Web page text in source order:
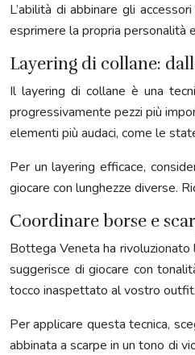
L’abilità di abbinare gli
esprimere la propria personalità
Layering di collane:
Il layering di collane è una
progressivamente pezzi più
elementi più audaci, come le
Per un layering efficace,
giocare con lunghezze diverse.
Coordinare borse e
Bottega Veneta ha rivoluzionato
suggerisce di giocare con
tocco inaspettato al vostro outfit.
Per applicare questa tecnica,
abbinata a scarpe in un tono di